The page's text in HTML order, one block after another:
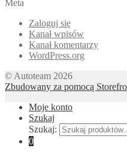
Meta
Zaloguj się
Kanał wpisów
Kanał komentarzy
WordPress.org
© Autoteam 2026
Zbudowany za pomocą
Moje konto
Szukaj
Szukaj:
0